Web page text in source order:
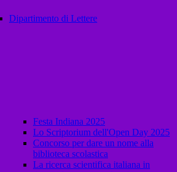
Dipartimento di Lettere
Festa Indiana 2025
Lo Scriptorium dell'Open Day 2025
Concorso per dare un nome alla
biblioteca scolastica
La ricerca scientifica italiana in